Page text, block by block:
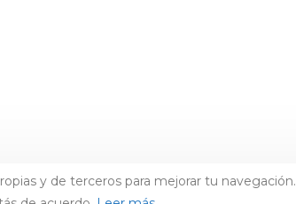
y de terceros para mejorar tu navegación.